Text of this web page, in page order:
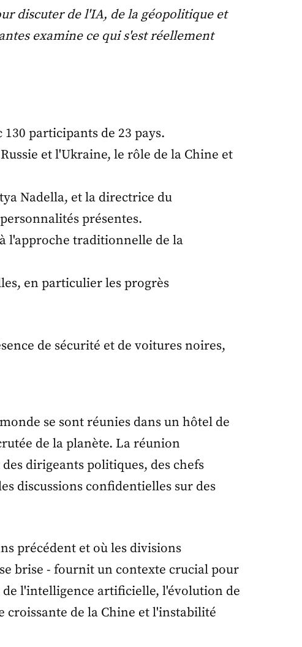
discuter de l'IA, de la géopolitique et
examine ce qui s'est réellement
participants de 23 pays.
et l'Ukraine, le rôle de la Chine et
Nadella, et la directrice du
présentes.
l'approche traditionnelle de la
en particulier les progrès
se sont réunies dans un hôtel de
de la planète. La réunion
dirigeants politiques, des chefs
discussions confidentielles sur des
précédent et où les divisions
brise - fournit un contexte crucial pour
l'intelligence artificielle, l'évolution de
de la Chine et l'instabilité